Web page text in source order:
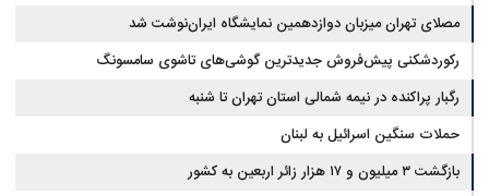
مصلای تهران میزبان دوازدهمین نمایشگاه ایران‌نوشت شد
رکوردشکنی پیش‌فروش جدیدترین گوشی‌های تاشوی سامسونگ
رگبار پراکنده در نیمه شمالی استان تهران تا شنبه
حملات سنگین اسرائیل به لبنان
بازگشت ۳ میلیون و ۱۷ هزار زائر اربعین به کشور